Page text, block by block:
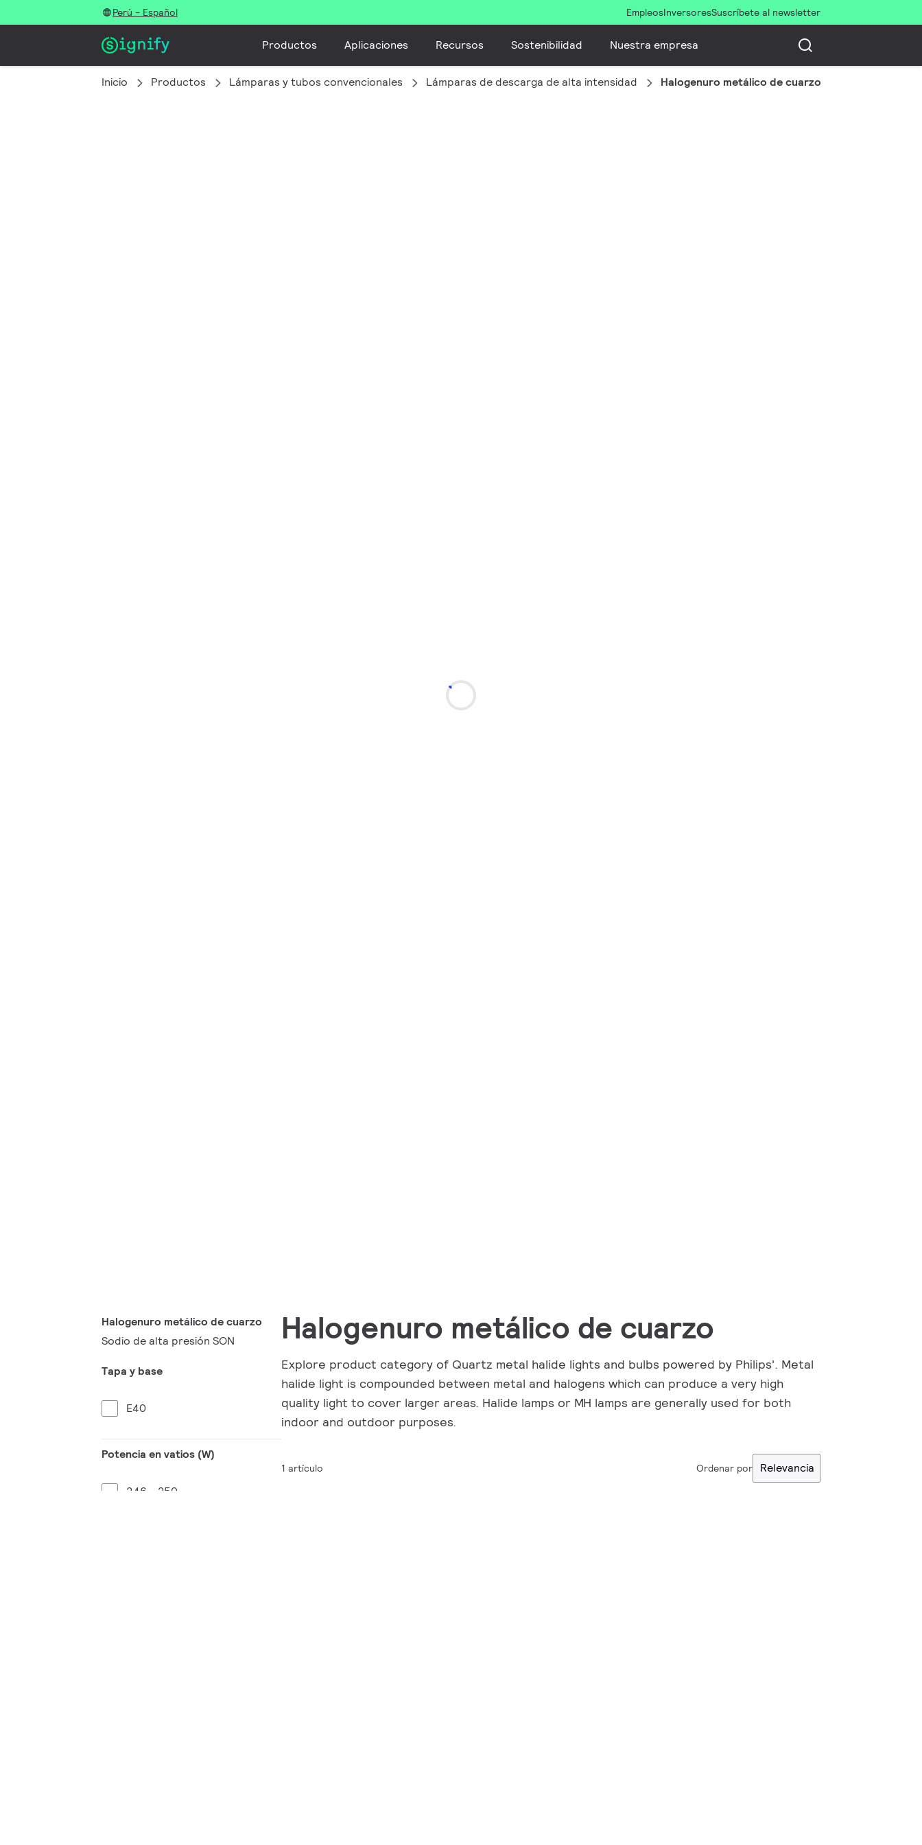
Perú - Español EmpleosInversoresSuscríbete al newsletter
Productos Aplicaciones Recursos Sostenibilidad Nuestra empresa
Inicio Productos Lámparas y tubos convencionales Lámparas de descarga de alta intensidad Halogenuro metálico de cuarzo
Halogenuro metálico de cuarzo
Sodio de alta presión SON
Tapa y base
E40
Potencia en vatios (W)
246 - 250
Halogenuro metálico de cuarzo
Explore product category of Quartz metal halide lights and bulbs powered by Philips'. Metal
halide light is compounded between metal and halogens which can produce a very high
quality light to cover larger areas. Halide lamps or MH lamps are generally used for both
indoor and outdoor purposes.
1 artículo Ordenar por Relevancia